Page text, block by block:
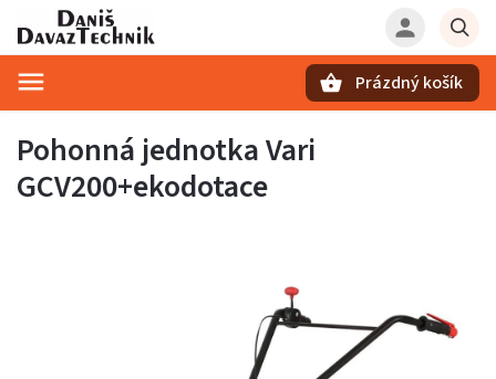
Prázdný košík
Pohonná jednotka Vari
GCV200+ekodotace